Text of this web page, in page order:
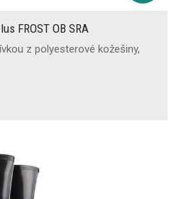
FROST OB SRA
z polyesterové kožešiny,